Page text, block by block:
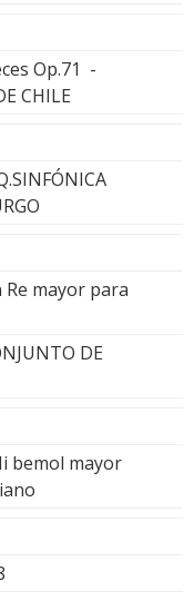
Op.71 -
CHILE
mayor para
DE
bemol mayor